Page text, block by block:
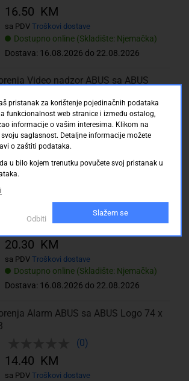
Dostupno online (Skladište: Njemačka)
Dostava: 16.08.2026 do 22.08.2026
16.50 KM
sa PDV Troškovi dostave
Video nadzor ABUS sa ABUS
(0)
Dostava: 16.08.2026 do 22.08.2026
13.80 KM
sa PDV Troškovi dostave
Alarm ABUS sa ABUS Logo 148 x
(0)
Dostupno online (Skladište: Njemačka)
Dostava: 16.08.2026 do 22.08.2026
20.30 KM
sa PDV Troškovi dostave
Alarm ABUS sa ABUS Logo 74 x
(0)
14.40 KM
sa PDV Troškovi dostave
pristanak za korištenje pojedinačnih podataka
funkcionalnost web stranice i između ostalog,
informacije o vašim interesima. Klikom na
svoju saglasnost. Detaljne informacije možete
o zaštiti podataka.
u bilo kojem trenutku povučete svoj pristanak u
Odbiti
Slažem se